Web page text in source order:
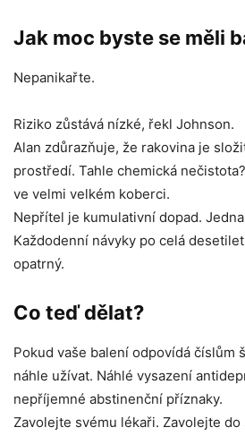
Jak moc byste se měli
Nepanikařte.
Riziko zůstává nízké, řekl Johnson.
Alan zdůrazňuje, že rakovina je
prostředí. Tahle chemická
ve velmi velkém koberci.
Nepřítel je kumulativní dopad.
Každodenní návyky po celá
opatrný.
Co teď dělat?
Pokud vaše balení odpovídá číslům
náhle užívat. Náhlé vysazení
nepříjemné abstinenční příznaky.
Zavolejte svému lékaři. Zavolejte